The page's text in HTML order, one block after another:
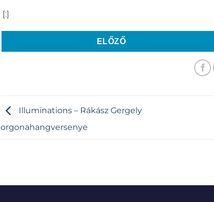
[:]
ELŐZŐ
Illuminations – Rákász Gergely
orgonahangversenye